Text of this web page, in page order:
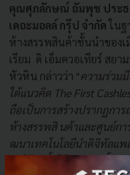
คุณศุภลักษณ์ อัมพุช ประธ
เดอะมอลล์ กรุ๊ป จำกัดในฐ
ห้างสรรพสินค้าชั้นนำของเ
เรียม ดิ เอ็มควอเทียร์ สย
หัวหิน กล่าวว่า "ความร่วม
ใต้แนวคิด The First
ถือเป็นการสร้างปรากฏกา
ห้างสรรพสิ นค้าและศูนย์ก
ฒนาเทคโนโลยีนำดิจิทัลแ
รณ์ช้อปปิ้งไร้ เงินสดครั้งแ